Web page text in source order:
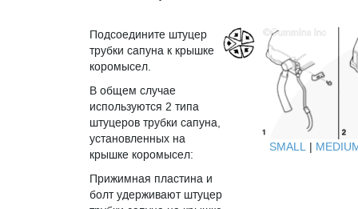
Подсоедините штуцер
трубки сапуна к крышке
коромысел.
В общем случае
используются 2 типа
штуцеров трубки сапуна,
установленных на
крышке коромысел:
Прижимная пластина и
болт удерживают штуцер
SMALL |